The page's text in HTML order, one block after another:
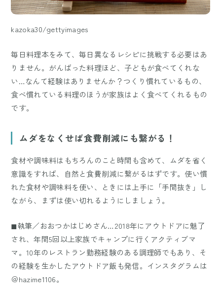
kazoka30/gettyimages
毎日料理本をみて、毎日異なるレシピに挑戦する必要はあ
りません。がんばった料理ほど、子どもが食べてくれな
い…なんて経験はありませんか？つくり慣れているもの、
食べ慣れている料理のほうが家族はよく食べてくれるもの
です。
ムダをなくせば食費削減にも繋がる！
食材や調味料はもちろんのこと時間も含めて、ムダを省く
意識をすれば、自然と食費削減に繋がるはずです。使い慣
れた食材や調味料を使い、ときには上手に「手間抜き」し
ながら、まずは使い切れるようにしましょう。
◼︎執筆／おおつかはじめさん…2018年にアウトドアに魅了
され、年間5回以上家族でキャンプに行くアクティブマ
マ。10年のレストラン勤務経験のある調理師でもあり、そ
の経験を生かしたアウトドア飯も発信。インスタグラムは
＠hazime1106。